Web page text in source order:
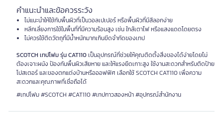
คำแนะนำและข้อควรระวัง
ไม่แนะนำให้ใช้กับพื้นผิวที่เป็นวอลเปเปอร์ หรือพื้นผิวที่มีสีลอกง่าย
หลีกเลี่ยงการใช้ในพื้นที่ที่มีความร้อนสูง เช่น ใกล้เตาไฟ หรือแสงแดดโดยตรง
ไม่ควรใช้ติดวัตถุที่มีน้ำหนักมากเกินขีดจำกัดของเทป
SCOTCH เทปโฟม รุ่น CAT110เป็นอุปกรณ์ที่ช่วยให้คุณติดตั้งสิ่งของได้ง่ายโดยไม่
ต้องเจาะผนัง ป้องกันพื้นผิวเสียหาย และให้แรงยึดเกาะสูง ใช้งานสะดวกสำหรับติดป้าย
โปสเตอร์ และของตกแต่งบ้านหรือออฟฟิศ เลือกใช้ SCOTCH CAT110 เพื่อความ
สะดวกและคุณภาพที่เชื่อถือได้
#เทปโฟม #SCOTCH #CAT110 #เทปกาวสองหน้า #อุปกรณ์สำนักงาน